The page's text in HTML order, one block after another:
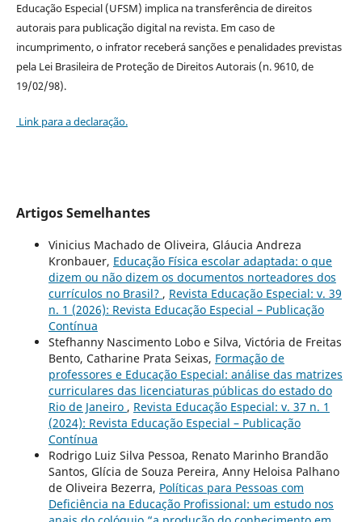
Educação Especial (UFSM) implica na transferência de direitos
autorais para publicação digital na revista. Em caso de
incumprimento, o infrator receberá sanções e penalidades previstas
pela Lei Brasileira de Proteção de Direitos Autorais (n. 9610, de
19/02/98).
Link para a declaração.
Artigos Semelhantes
Vinicius Machado de Oliveira, Gláucia Andreza
Kronbauer, Educação Física escolar adaptada: o que
dizem ou não dizem os documentos norteadores dos
currículos no Brasil? , Revista Educação Especial: v. 39
n. 1 (2026): Revista Educação Especial – Publicação
Contínua
Stefhanny Nascimento Lobo e Silva, Victória de Freitas
Bento, Catharine Prata Seixas, Formação de
professores e Educação Especial: análise das matrizes
curriculares das licenciaturas públicas do estado do
Rio de Janeiro , Revista Educação Especial: v. 37 n. 1
(2024): Revista Educação Especial – Publicação
Contínua
Rodrigo Luiz Silva Pessoa, Renato Marinho Brandão
Santos, Glícia de Souza Pereira, Anny Heloisa Palhano
de Oliveira Bezerra, Políticas para Pessoas com
Deficiência na Educação Profissional: um estudo nos